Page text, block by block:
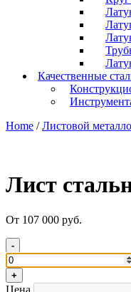
Качественные
Home /Листовой
Лист
От 107 000 руб.
-
+
Цена